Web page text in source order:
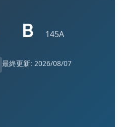
Ｂ 145A
最終更新: 2026/08/07